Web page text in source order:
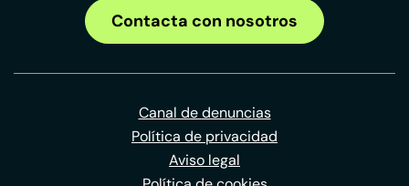
Contacta con nosotros
Canal de denuncias
Política de privacidad
Aviso legal